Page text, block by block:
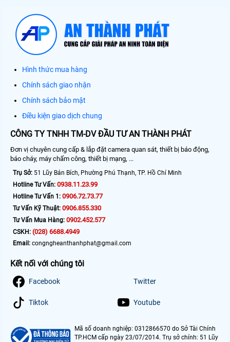
Hình thức mua hàng
Chính sách giao nhận
Chính sách bảo mật
Điều kiện giao dịch chung
CÔNG TY TNHH TM-DV ĐẦU TƯ AN THÀNH PHÁT
Đơn vị chuyên cung cấp & lắp đặt camera quan sát, thiết bị báo động,
báo cháy, máy chấm công, thiết bị mạng, ...
Trụ Sở: 51 Lũy Bán Bích, Phường Phú Thạnh, TP. Hồ Chí Minh
Hotline Tư Vấn: 0938.11.23.99
Hotline Tư Vấn 1: 0906.72.73.77
Tư Vấn Kỹ Thuật: 0906.855.330
Tư Vấn Mua Hàng: 0902.452.577
CSKH: (028) 6688.4949
Email: congngheanthanhphat@gmail.com
Kết nối với chúng tôi
Facebook Twitter
Tiktok Youtube
Mã số doanh nghiệp: 0312866570 do Sở Tài Chính
TP.HCM cấp ngày 23/07/2014. Trụ sở chính: 51 Lũy